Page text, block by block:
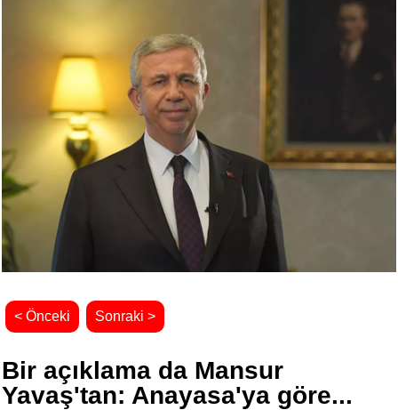
< Önceki Sonraki >
Bir açıklama da Mansur
Yavaş'tan: Anayasa'ya göre...